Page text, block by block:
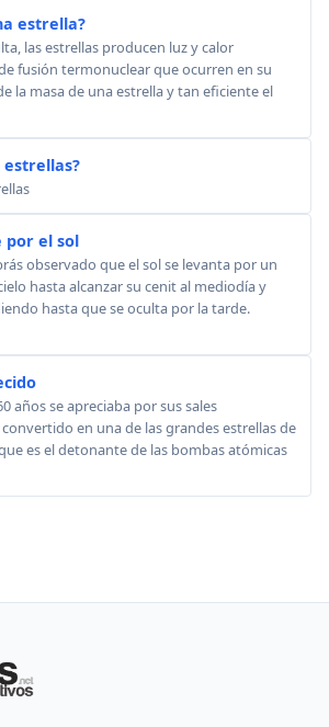
estrella?
las estrellas producen luz y calor
fusión termonuclear que ocurren en su
la masa de una estrella y tan eficiente el
estrellas?
por el sol
observado que el sol se levanta por un
hasta alcanzar su cenit al mediodía y
hasta que se oculta por la tarde.
años se apreciaba por sus sales
en una de las grandes estrellas de
es el detonante de las bombas atómicas